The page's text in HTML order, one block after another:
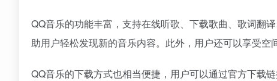
QQ音乐的功能丰富，支持在线听歌、下载歌曲、歌词翻
助用户轻松发现新的音乐内容。此外，用户还可以享受空
QQ音乐的下载方式也相当便捷，用户可以通过官方下载